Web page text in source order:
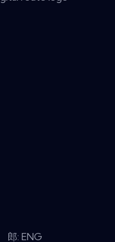
郎: ENG